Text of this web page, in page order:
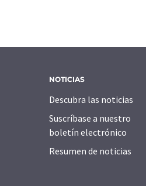
NOTICIAS
Descubra las noticias
Suscríbase a nuestro
boletín electrónico
Resumen de noticias